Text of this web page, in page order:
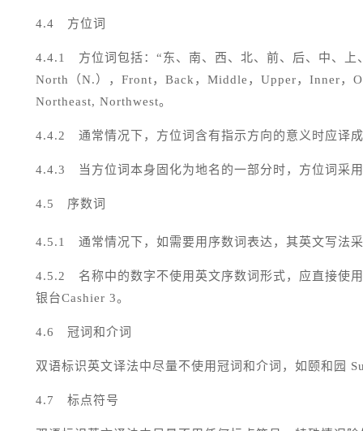
4.4 方位词
4.4.1 方位词包括：“东、南、西、北、前、后、中、
North
（N. ）， Front， Back ， Middle ， Upper， Inner，
Northeast, Northwest。
4.4.2 通常情况下，方位词含有指示方向的意义时应译
4.4.3 当方位词本身固化为地名的一部分时，方位词采
4.5 序数词
4.5.1 通常情况下，如需要用序数词表达，其英文写法
4.5.2 名称中的数字不使用英文序数词形式，应直接使
银台Cashier 3。
4.6 冠词和介词
双语标识英文译法中尽量不使用冠词和介词，如颐和园
4.7 标点符号